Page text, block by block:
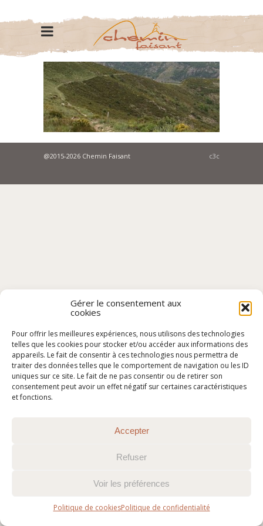
Gérer le consentement aux
cookies
Pour offrir les meilleures expériences, nous utilisons des technologies
telles que les cookies pour stocker et/ou accéder aux informations des
appareils. Le fait de consentir à ces technologies nous permettra de
traiter des données telles que le comportement de navigation ou les ID
uniques sur ce site. Le fait de ne pas consentir ou de retirer son
consentement peut avoir un effet négatif sur certaines caractéristiques
et fonctions.
Accepter
Refuser
Voir les préférences
Politique de cookiesPolitique de confidentialité
@2015-2026 Chemin Faisant c3c